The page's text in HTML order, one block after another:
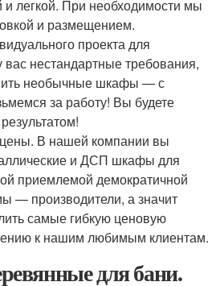
и легкой. При необходимости мы
и размещением.
проекта для
вас нестандартные требования,
необычные шкафы — с
за работу! Вы будете
В нашей компании вы
и ДСП шкафы для
приемлемой демократичной
— производители, а значит
самые гибкую ценовую
к нашим любимым клиентам.
для бани.